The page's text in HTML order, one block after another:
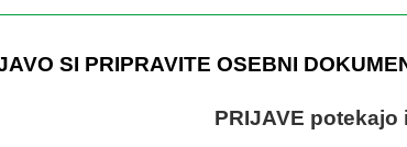
SI PRIPRAVITE OSEBNI
PRIJAVE